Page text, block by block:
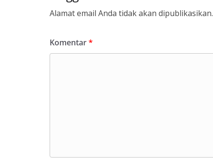
Alamat email Anda tidak akan dipublikasikan.
Komentar*